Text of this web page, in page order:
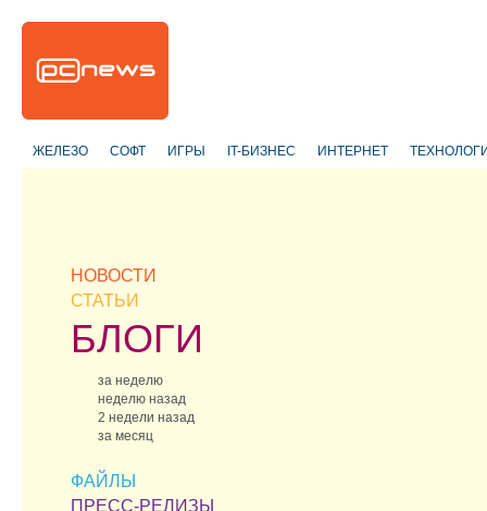
ЖЕЛЕЗО СОФТ ИГРЫ IT-БИЗНЕС ИНТЕРНЕТ
НОВОСТИ
СТАТЬИ
БЛОГИ
за неделю
неделю назад
2 недели назад
за месяц
ФАЙЛЫ
ПРЕСС-РЕЛИЗЫ